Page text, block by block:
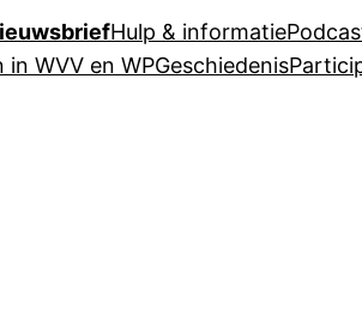
Hulp & informatie
in WVV en WPGeschiedenis